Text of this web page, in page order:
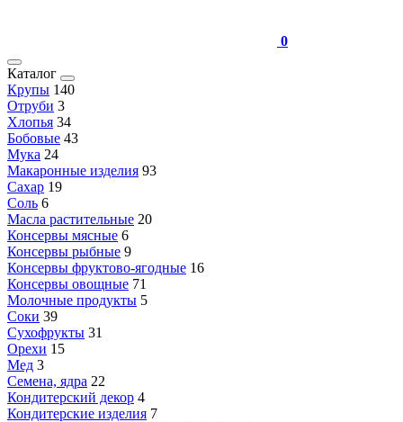
0
Каталог
Крупы 140
Отруби 3
Хлопья 34
Бобовые 43
Мука 24
Макаронные изделия 93
Сахар 19
Соль 6
Масла растительные 20
Консервы мясные 6
Консервы рыбные 9
Консервы фруктово-ягодные 16
Консервы овощные 71
Молочные продукты 5
Соки 39
Сухофрукты 31
Орехи 15
Мед 3
Семена, ядра 22
Кондитерский декор 4
Кондитерские изделия 7